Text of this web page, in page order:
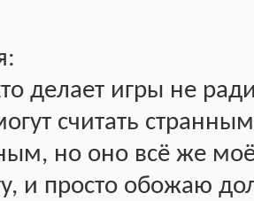
делает игры не
считать
но оно всё же
и просто обожаю